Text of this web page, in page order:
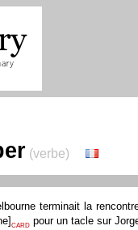
(verbe)
terminait la
]CARD pour un tacle sur